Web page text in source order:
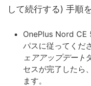
して続行する) 手順
OnePlus Nord CE
パスに従ってくだ
ェアアップデート
セスが完了したら
ます。